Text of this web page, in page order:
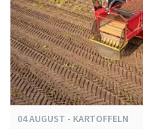
04AUGUST - KARTOFFELN